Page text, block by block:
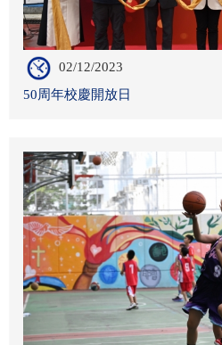
02/12/2023
50周年校慶開放日